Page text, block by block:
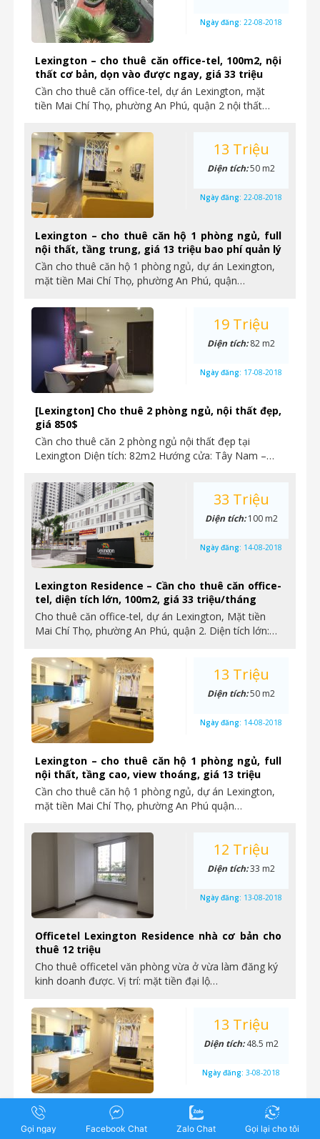
Lexington – cho thuê căn office-tel, 100m2, nội
thất cơ bản, dọn vào được ngay, giá 33 triệu
Cần cho thuê căn office-tel, dự án Lexington, mặt
tiền Mai Chí Thọ, phường An Phú, quận 2 nội thất…
Ngày đăng: 22-08-2018
Lexington – cho thuê căn hộ 1 phòng ngủ, full
nội thất, tầng trung, giá 13 triệu bao phí quản lý
Cần cho thuê căn hộ 1 phòng ngủ, dự án Lexington,
mặt tiền Mai Chí Thọ, phường An Phú, quận…
13 Triệu
Diện tích:50 m2
Ngày đăng: 22-08-2018
[Lexington] Cho thuê 2 phòng ngủ, nội thất đẹp,
giá 850$
Cần cho thuê căn 2 phòng ngủ nội thất đẹp tại
Lexington Diện tích: 82m2 Hướng cửa: Tây Nam –…
19 Triệu
Diện tích:82 m2
Ngày đăng: 17-08-2018
Lexington Residence – Cần cho thuê căn office-
tel, diện tích lớn, 100m2, giá 33 triệu/tháng
Cho thuê căn office-tel, dự án Lexington, Mặt tiền
Mai Chí Thọ, phường An Phú, quận 2. Diện tích lớn:…
33 Triệu
Diện tích:100 m2
Ngày đăng: 14-08-2018
Lexington – cho thuê căn hộ 1 phòng ngủ, full
nội thất, tầng cao, view thoáng, giá 13 triệu
Cần cho thuê căn hộ 1 phòng ngủ, dự án Lexington,
mặt tiền Mai Chí Thọ, phường An Phú quận…
13 Triệu
Diện tích:50 m2
Ngày đăng: 14-08-2018
Officetel Lexington Residence nhà cơ bản cho
thuê 12 triệu
Cho thuê officetel văn phòng vừa ở vừa làm đăng ký
kinh doanh được. Vị trí: mặt tiền đại lộ…
12 Triệu
Diện tích:33 m2
Ngày đăng: 13-08-2018
Lexington Residence – cho thuê 1 phòng ngủ,
nội thất đầy đủ, tầng cao, view đẹp, giá 13,5
13 Triệu
Diện tích:48.5 m2
Ngày đăng: 3-08-2018
Gọi ngay Facebook Chat Zalo Chat Gọi lại cho tôi